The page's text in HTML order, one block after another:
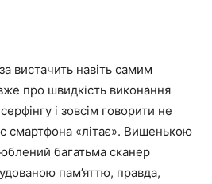
вистачить навіть самим
про швидкість виконання
і зовсім говорити не
смартфона «літає». Вишенькою
багатьма сканер
пам’яттю, правда,